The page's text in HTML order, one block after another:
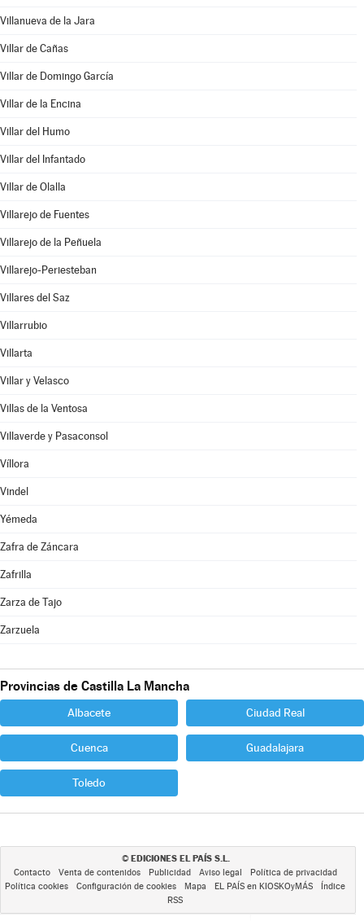
Villanueva de la Jara
Villar de Cañas
Villar de Domingo García
Villar de la Encina
Villar del Humo
Villar del Infantado
Villar de Olalla
Villarejo de Fuentes
Villarejo de la Peñuela
Villarejo-Periesteban
Villares del Saz
Villarrubio
Villarta
Villar y Velasco
Villas de la Ventosa
Villaverde y Pasaconsol
Víllora
Vindel
Yémeda
Zafra de Záncara
Zafrilla
Zarza de Tajo
Zarzuela
Provincias de Castilla La Mancha
Albacete Ciudad Real
Cuenca Guadalajara
Toledo
© EDICIONES EL PAÍS S.L.
Contacto Venta de contenidos Publicidad Aviso legal
Política de privacidad
Política cookies
Configuración de cookies Mapa EL PAÍS en KIOSKOyMÁS
Índice
RSS